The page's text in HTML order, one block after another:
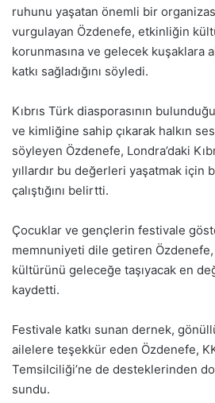
ruhunu yaşatan önemli bir
vurgulayan Özdenefe, etkinliğin
korunmasına ve gelecek kuşaklara
katkı sağladığını söyledi.
Kıbrıs Türk diasporasının
ve kimliğine sahip çıkarak halkın
söyleyen Özdenefe, Londra’daki
yıllardır bu değerleri yaşatmak için
çalıştığını belirtti.
Çocuklar ve gençlerin festivale
memnuniyeti dile getiren Özdenefe,
kültürünü geleceğe taşıyacak en
kaydetti.
Festivale katkı sunan dernek,
ailelere teşekkür eden Özdenefe,
Temsilciliği’ne de desteklerinden
sundu.